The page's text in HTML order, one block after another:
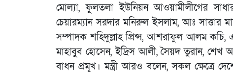
মোল্যা, ফুলতলা ইউনিয়ন আওয়ামীলীগের
চেয়ারম্যান সরদার মনিরুল ইসলাম, আঃ
সম্পাদক শহিদুল্লাহ প্রিন্স, আশরাফুল আলম কচি,
মাহাবুব হোসেন, ইদ্রিস আলী, সৈয়দ তুরান,
বাধন প্রমূখ। মন্ত্রী আরও বলেন, সকল ক্ষেত্রে